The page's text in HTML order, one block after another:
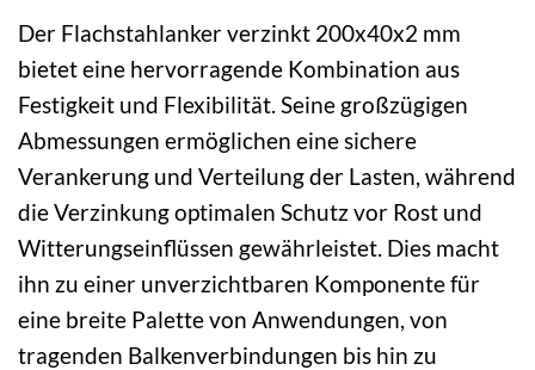
Der Flachstahlanker verzinkt 200x40x2 mm
bietet eine hervorragende Kombination aus
Festigkeit und Flexibilität. Seine großzügigen
Abmessungen ermöglichen eine sichere
Verankerung und Verteilung der Lasten, während
die Verzinkung optimalen Schutz vor Rost und
Witterungseinflüssen gewährleistet. Dies macht
ihn zu einer unverzichtbaren Komponente für
eine breite Palette von Anwendungen, von
tragenden Balkenverbindungen bis hin zu